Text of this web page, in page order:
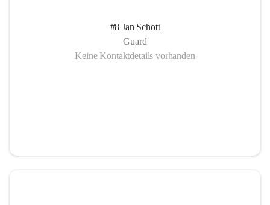
#8 Jan Schott
Guard
Keine Kontaktdetails vorhanden